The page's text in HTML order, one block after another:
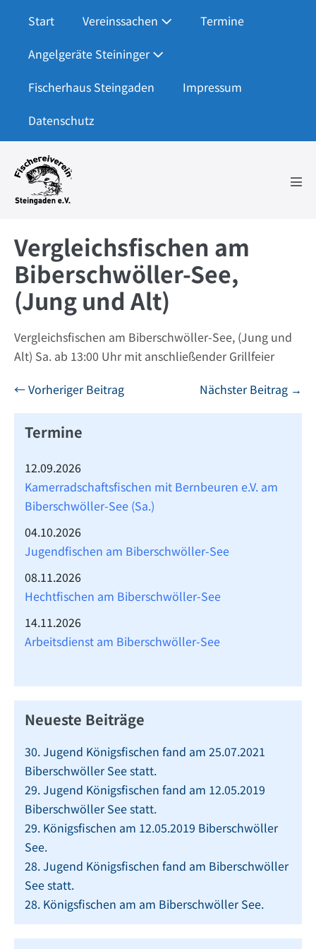
Inhalt
springen
Start Vereinssachen
Termine
Angelgeräte Steininger
Fischerhaus Steingaden
Impressum
Datenschutz
Vergleichsfischen am
Biberschwöller-See,
(Jung und Alt)
Vergleichsfischen am Biberschwöller-See, (Jung und
Alt) Sa. ab 13:00 Uhr mit anschließender Grillfeier
Beitragsnavigation
← Vorheriger Beitrag Nächster Beitrag →
Termine
12.09.2026
Kamerradschaftsfischen mit Bernbeuren e.V. am
Biberschwöller-See (Sa.)
04.10.2026
Jugendfischen am Biberschwöller-See
08.11.2026
Hechtfischen am Biberschwöller-See
14.11.2026
Arbeitsdienst am Biberschwöller-See
Neueste Beiträge
30. Jugend Königsfischen fand am 25.07.2021
Biberschwöller See statt.
29. Jugend Königsfischen fand am 12.05.2019
Biberschwöller See statt.
29. Königsfischen am 12.05.2019 Biberschwöller
See.
28. Jugend Königsfischen fand am Biberschwöller
See statt.
28. Königsfischen am am Biberschwöller See.